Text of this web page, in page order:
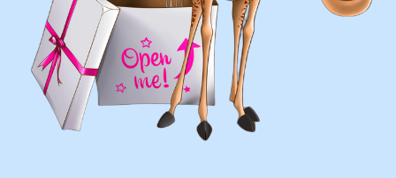
Присылайте картинку, и мы с
удовольствием соберем
похожую композицию!
ВЫСЛАТЬ ФОТО